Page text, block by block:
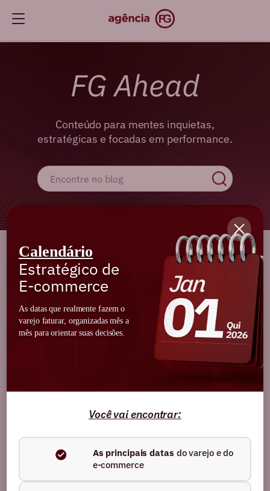
FG Ahead
Conteúdo para mentes inquietas,
estratégicas e focadas em performance.
Cadastre-se e receba os melhores
conteúdos sobre
e-commerce,
performance e marketing digital
Nome
Ao se cadastrar, você confirma que está de acordo
com as
Políticas de Privacidade.
Calendário
Estratégico de
E-commerce
As datas que realmente fazem o
varejo faturar, organizadas mês a
mês para orientar suas decisões.
Você vai encontrar:
As principais datas do varejo e do
e-commerce